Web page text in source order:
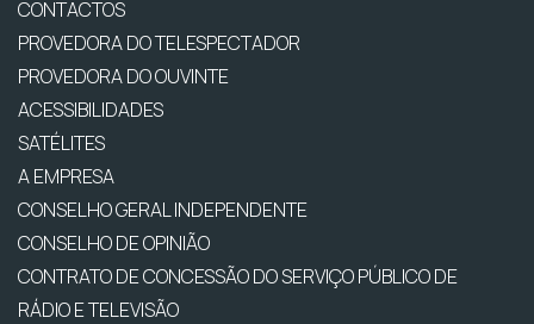
CONTACTOS
PROVEDORA DO TELESPECTADOR
PROVEDORA DO OUVINTE
ACESSIBILIDADES
SATÉLITES
A EMPRESA
CONSELHO GERAL INDEPENDENTE
CONSELHO DE OPINIÃO
CONTRATO DE CONCESSÃO DO SERVIÇO PÚBLICO DE
RÁDIO E TELEVISÃO